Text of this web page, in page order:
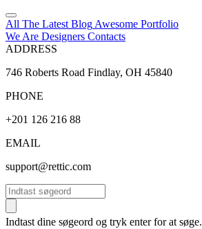
All The Latest Blog Awesome Portfolio
We Are Designers Contacts
ADDRESS
746 Roberts Road Findlay, OH 45840
PHONE
+201 126 216 88
EMAIL
support@rettic.com
Søg
Indtast dine søgeord og tryk enter for at søge.